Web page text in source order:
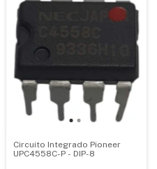
Circuito Integrado Pioneer
UPC4558C-P - DIP-8